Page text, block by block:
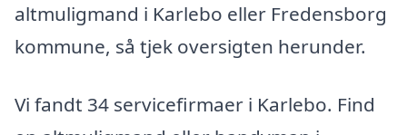
altmuligmand i Karlebo eller Fredensborg
kommune, så tjek oversigten herunder.
Vi fandt 34 servicefirmaer i Karlebo. Find